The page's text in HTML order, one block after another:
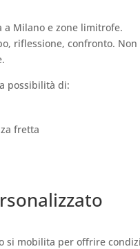
a Milano e zone limitrofe.
riflessione, confronto. Non
possibilità di:
fretta
si mobilita per offrire